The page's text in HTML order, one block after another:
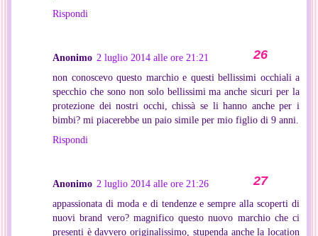
Rispondi
Anonimo 2 luglio 2014 alle ore 21:21
non conoscevo questo marchio e questi bellissimi occhiali a
specchio che sono non solo bellissimi ma anche sicuri per la
protezione dei nostri occhi, chissà se li hanno anche per i
bimbi? mi piacerebbe un paio simile per mio figlio di 9 anni.
Rispondi
Anonimo 2 luglio 2014 alle ore 21:26
appassionata di moda e di tendenze e sempre alla scoperti di
nuovi brand vero? magnifico questo nuovo marchio che ci
presenti è davvero originalissimo, stupenda anche la location